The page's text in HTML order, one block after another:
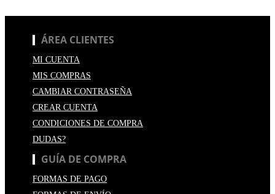
ÁREA CLIENTES
MI CUENTA
MIS COMPRAS
CAMBIAR CONTRASEÑA
CREAR CUENTA
CONDICIONES DE COMPRA
DUDAS?
GUÍA DE COMPRA
FORMAS DE PAGO